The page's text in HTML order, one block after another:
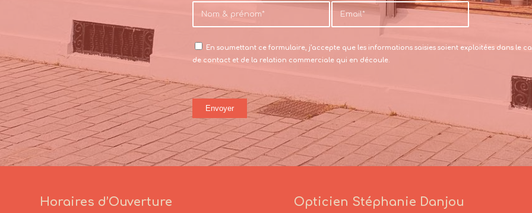
En soumettant ce formulaire, j’accepte que les informations saisies soient exploitées dans le
de contact et de la relation commerciale qui en découle.
Horaires d’Ouverture Opticien Stéphanie Danjou